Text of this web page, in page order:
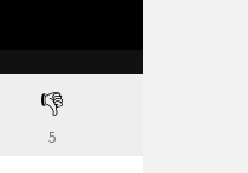
👎
5